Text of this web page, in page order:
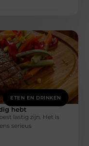
ETEN EN DRINKEN
hebt
lastig zijn. Het is
serieus